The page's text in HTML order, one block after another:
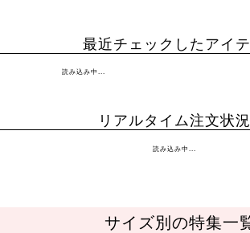
最近チェックしたアイ
読み込み中...
リアルタイム注文状況
読み込み中...
サイズ別の特集一